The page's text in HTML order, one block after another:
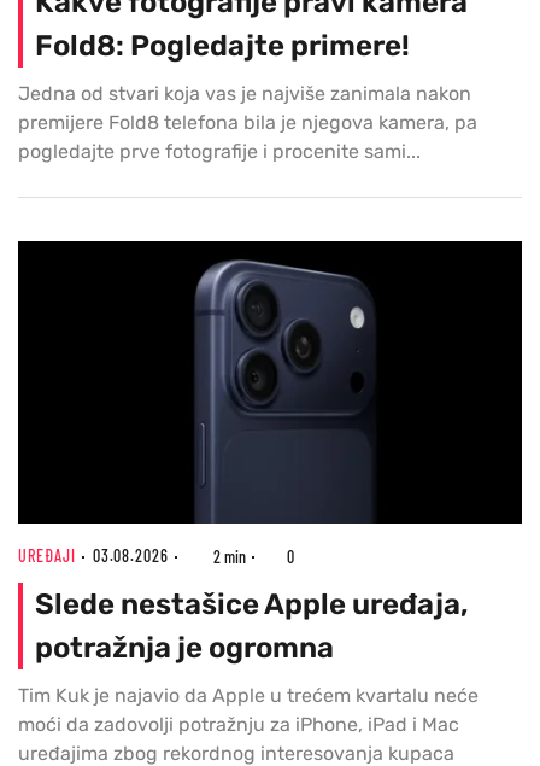
Fold8: Pogledajte primere!
Jedna od stvari koja vas je najviše zanimala nakon
premijere Fold8 telefona bila je njegova kamera, pa
pogledajte prve fotografije i procenite sami...
UREĐAJI 03.08.2026 2 min 0
Slede nestašice Apple uređaja,
potražnja je ogromna
Tim Kuk je najavio da Apple u trećem kvartalu neće
moći da zadovolji potražnju za iPhone, iPad i Mac
uređajima zbog rekordnog interesovanja kupaca